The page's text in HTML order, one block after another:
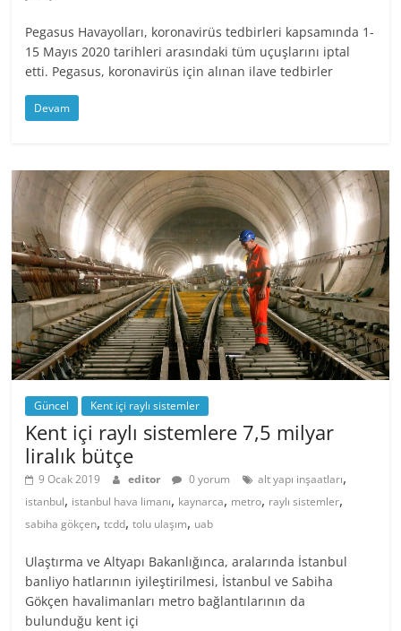
Pegasus Havayolları, koronavirüs tedbirleri kapsamında 1-
15 Mayıs 2020 tarihleri arasındaki tüm uçuşlarını iptal
etti. Pegasus, koronavirüs için alınan ilave tedbirler
Devam
Güncel Kent içi raylı sistemler
Kent içi raylı sistemlere 7,5 milyar
liralık bütçe
9 Ocak 2019 editor 0 yorum alt yapı inşaatları,
istanbul, istanbul hava limanı, kaynarca, metro, raylı sistemler,
sabiha gökçen,tcdd,tolu ulaşım, uab
Ulaştırma ve Altyapı Bakanlığınca, aralarında İstanbul
banliyo hatlarının iyileştirilmesi, İstanbul ve Sabiha
Gökçen havalimanları metro bağlantılarının da
bulunduğu kent içi